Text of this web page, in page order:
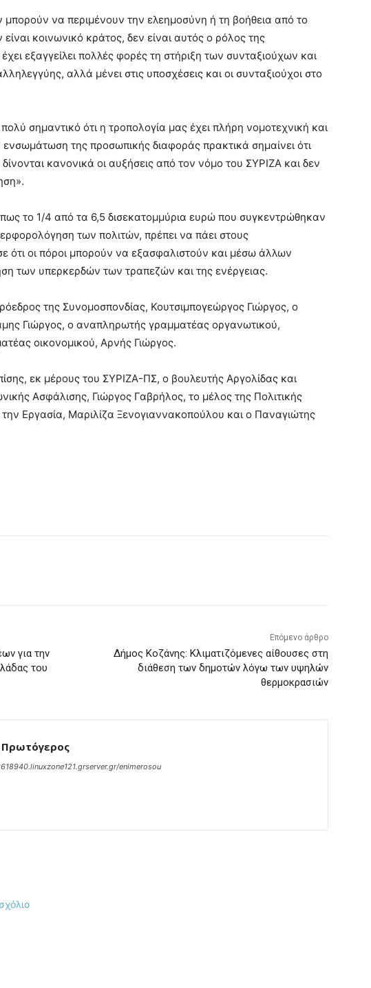
μπορούν να περιμένουν την ελεημοσύνη ή τη βοήθεια από το
κοινωνικό κράτος, δεν είναι αυτός ο ρόλος της
εξαγγείλει πολλές φορές τη στήριξη των συνταξιούχων και
αλλά μένει στις υποσχέσεις και οι συνταξιούχοι στο
σημαντικό ότι η τροπολογία μας έχει πλήρη νομοτεχνική και
της προσωπικής διαφοράς πρακτικά σημαίνει ότι
κανονικά οι αυξήσεις από τον νόμο του ΣΥΡΙΖΑ και δεν
το 1/4 από τα 6,5 δισεκατομμύρια ευρώ που συγκεντρώθηκαν
των πολιτών, πρέπει να πάει στους
ότι οι πόροι μπορούν να εξασφαλιστούν και μέσω άλλων
των υπερκερδών των τραπεζών και της ενέργειας.
της Συνομοσπονδίας, Κουτσιμπογεώργος Γιώργος, ο
Γιώργος, ο αναπληρωτής γραμματέας οργανωτικού,
οικονομικού, Αρνής Γιώργος.
εκ μέρους του ΣΥΡΙΖΑ-ΠΣ, ο βουλευτής Αργολίδας και
Ασφάλισης, Γιώργος Γαβρήλος, το μέλος της Πολιτικής
την Εργασία, Μαριλίζα Ξενογιαννακοπούλου και ο Παναγιώτης
για την
του
Επόμενο άρθρο
Δήμος Κοζάνης: Κλιματιζόμενες αίθουσες στη
διάθεση των δημοτών λόγω των υψηλών
θερμοκρασιών
Πρωτόγερος
enimerosou